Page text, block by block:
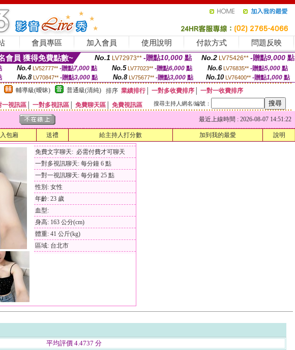
會員專區 加入會員 使用說明 付款方式 問題反映
會員 獲得免費點數~ No.1 LV72973** -贈點10,000 點 No.2 LV75426** -贈點9,000 點
No.4 LV52777** -贈點7,000點 No.5 LV77023** -贈點6,000點 No.6 LV76835** -贈點5,000點
No.8 LV70847** -贈點3,000 點 No.8 LV75677** -贈點3,000點 No.10 LV76400** -贈點1,000 點
輔導級(曖昧) 普通級(清純) 排序 業績排行│ 一對多收費排序
一對一收費排序
一視訊區 一對多視訊區 免費聊天區 免費視訊區 搜尋主持人網名/編號：
最近上線時間 : 2026-08-07 14:51:22
包廂 送禮 給主持人打分數 加到我的最愛 說明
免費文字聊天: 必需付費才可聊天
一對多視訊聊天: 每分鐘 6 點
一對一視訊聊天: 每分鐘 25 點
性別: 女性
年齡: 23 歲
血型:
身高: 163 公分(cm)
體重: 41 公斤(kg)
區域: 台北市
平均評價 4.4737 分